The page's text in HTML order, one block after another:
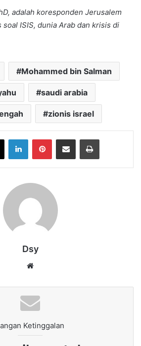
adalah koresponden Jerusalem
soal ISIS, dunia Arab dan krisis di
Mohammed bin Salman
saudi arabia
zionis israel
X LinkedInPinterestShare via Email Print
Dsy
Ketinggalan